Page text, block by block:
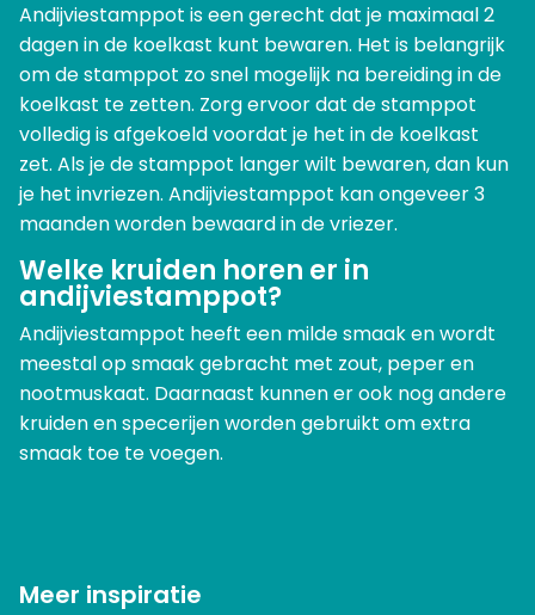
Andijviestamppot is een gerecht dat je maximaal 2
dagen in de koelkast kunt bewaren. Het is belangrijk
om de stamppot zo snel mogelijk na bereiding in de
koelkast te zetten. Zorg ervoor dat de stamppot
volledig is afgekoeld voordat je het in de koelkast
zet. Als je de stamppot langer wilt bewaren, dan kun
je het invriezen. Andijviestamppot kan ongeveer 3
maanden worden bewaard in de vriezer.
Welke kruiden horen er in
andijviestamppot?
Andijviestamppot heeft een milde smaak en wordt
meestal op smaak gebracht met zout, peper en
nootmuskaat. Daarnaast kunnen er ook nog andere
kruiden en specerijen worden gebruikt om extra
smaak toe te voegen.
Meer inspiratie